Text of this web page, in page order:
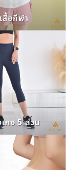
เสื้อกีฬา
เกง 5 ส่วน